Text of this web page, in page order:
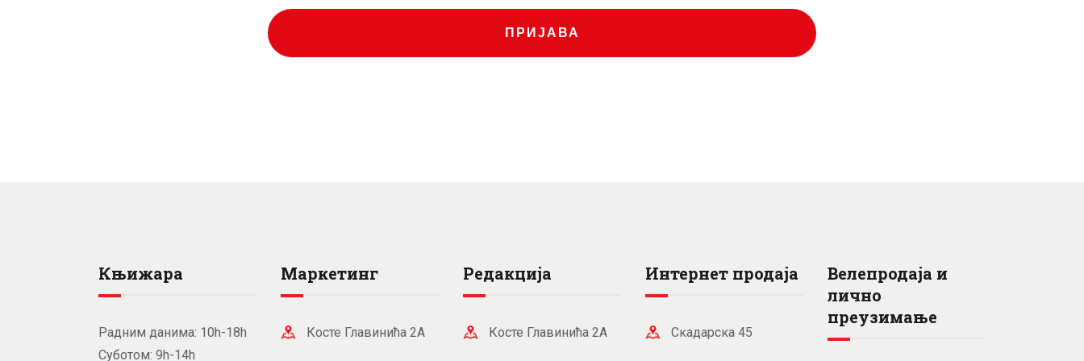
рсд.
рсд.
рсд.
ПРИЈАВА
Књижара
Радним данима: 10h-18h
Суботом: 9h-14h
Маркетинг
Косте Главинића 2А
Редакција
Косте Главинића 2А
Интернет продаја
Скадарска 45
Велепродаја и
лично
преузимање